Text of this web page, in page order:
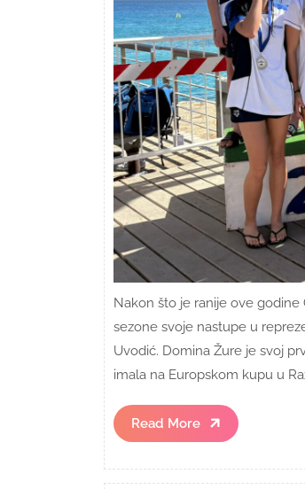
Nakon što je ranije ove
sezone svoje nastupe u
Uvodić. Domina Žure je svoj
imala na Europskom kupu u
Read More
Read
More